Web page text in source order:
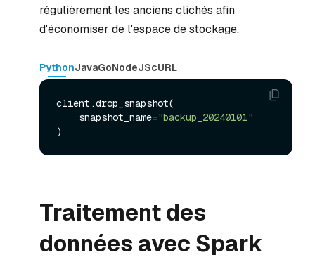
régulièrement les anciens clichés afin
d'économiser de l'espace de stockage.
PythonJavaGoNodeJScURL
client.drop_snapshot(
    snapshot_name=
"backup_20240101"
Traitement des
données avec Spark